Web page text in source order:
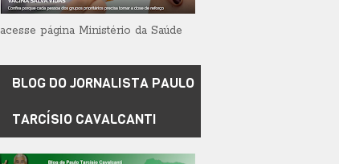
acesse página Ministério da Saúde
BLOG DO JORNALISTA PAULO
TARCÍSIO CAVALCANTI